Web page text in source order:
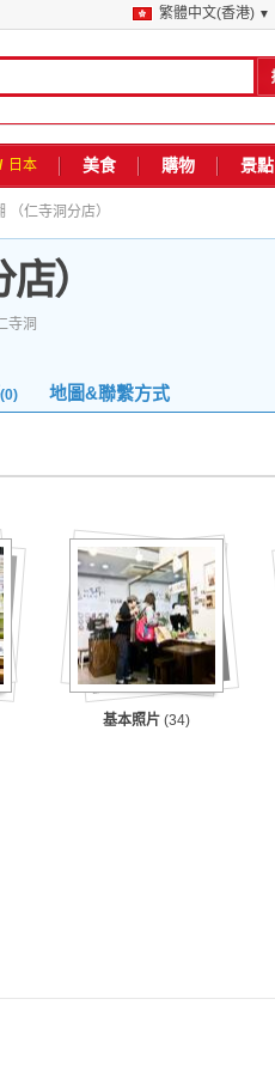
繁體中文(香港) ▼
/ 日本 美食 購物 景點
（仁寺洞分店）
）
寺洞
(0) 地圖&聯繫方式
基本照片 (34)